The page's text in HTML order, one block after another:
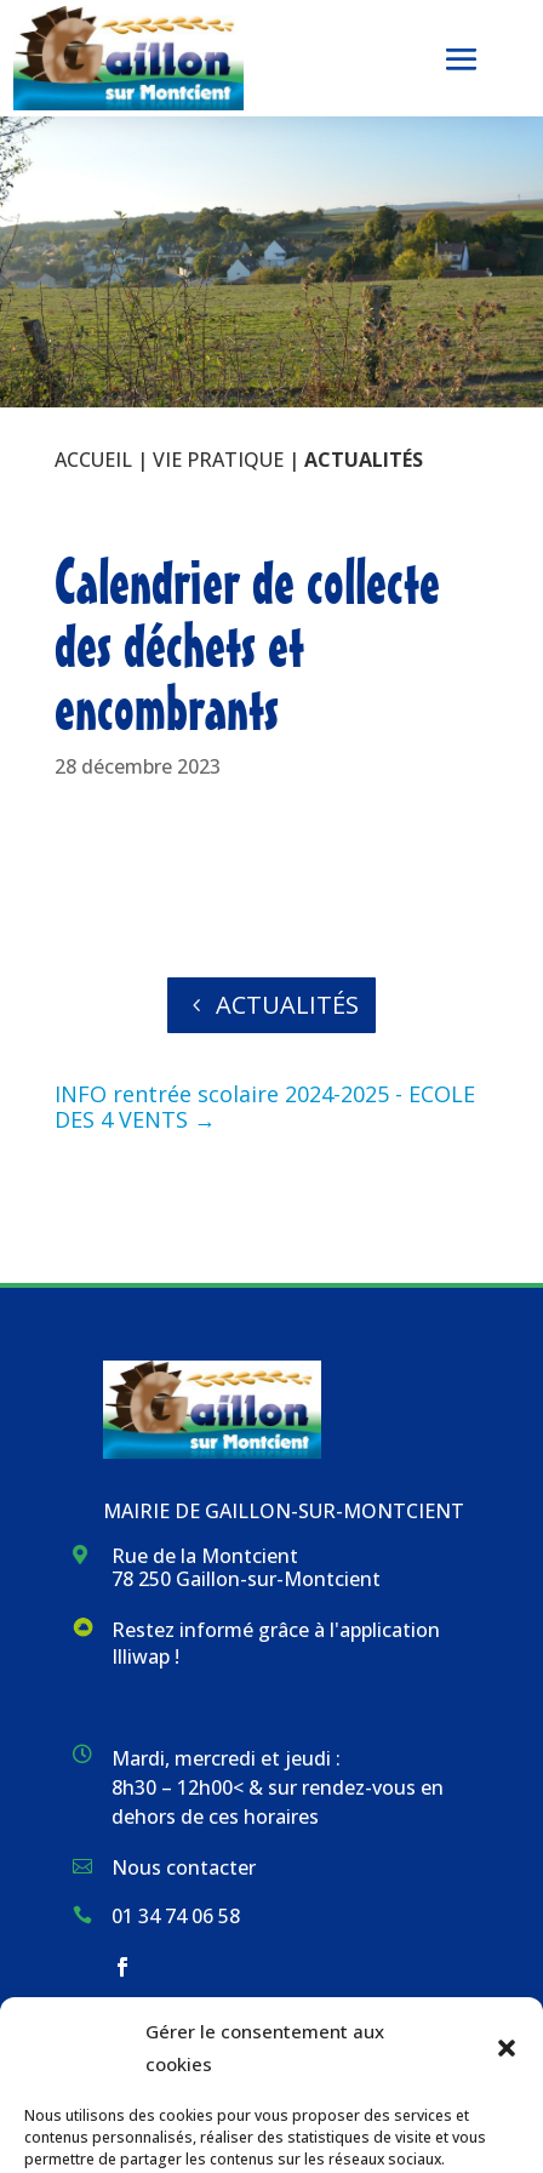
Gérer le consentement aux
cookies
Nous utilisons des cookies pour vous proposer des services et
contenus personnalisés, réaliser des statistiques de visite et vous
permettre de partager les contenus sur les réseaux sociaux.
ACCUEIL| VIE PRATIQUE| ACTUALITÉS
Calendrier de collecte
des déchets et
encombrants
28 décembre 2023
ACTUALITÉS
INFO rentrée scolaire 2024-2025 - ECOLE
DES 4 VENTS →
MAIRIE DE GAILLON-SUR-MONTCIENT

Rue de la Montcient
78 250 Gaillon-sur-Montcient
Restez informé grâce à l'application
Illiwap !

Mardi, mercredi et jeudi :
8h30 – 12h00< & sur rendez-vous en
dehors de ces horaires
 Nous contacter
 01 34 74 06 58
GESTION DES DÉCHETS
URBANISME